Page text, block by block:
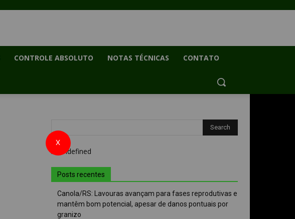
CONTROLE ABSOLUTO NOTAS TÉCNICAS CONTATO
Posts recentes
Canola/RS: Lavouras avançam para fases reprodutivas e
mantêm bom potencial, apesar de danos pontuais por
granizo
X